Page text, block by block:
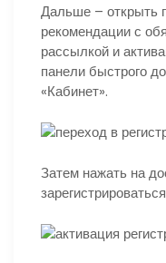
Дальше – открыть
рекомендации с
рассылкой и
панели быстрого
«Кабинет».
Затем нажать на